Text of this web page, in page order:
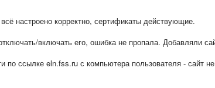
настроено корректно, сертификаты действующие.
включать его, ошибка не пропала. Добавляли
по ссылке eln.fss.ru с компьютера пользователя - сайт